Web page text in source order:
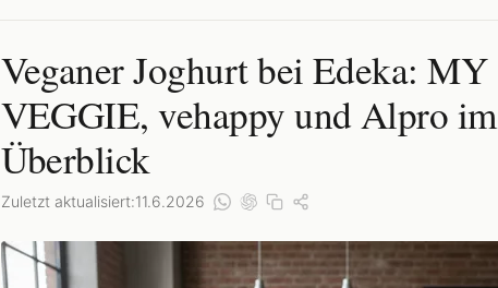
Veganer Joghurt bei Edeka: MY
VEGGIE, vehappy und Alpro im
Überblick
Zuletzt aktualisiert:11.6.2026